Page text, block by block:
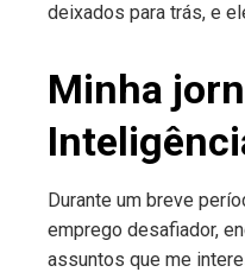
deixados para trás, e
Minha
Durante um breve
emprego desafiador,
assuntos que me